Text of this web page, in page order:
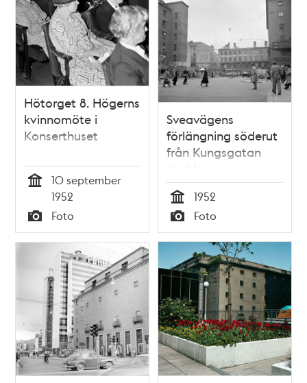
Hötorget 8. Högerns
kvinnomöte i
Konserthuset
10 september
1952
Typ
Foto
Sveavägens
förlängning söderut
från Kungsgatan
mot kv.
Uppvaktaren,
Oxtorgsgatan 7. T.v.
kv. Järnplåten, t.h.
Konserthuset.
Tid
1952
Typ
Foto